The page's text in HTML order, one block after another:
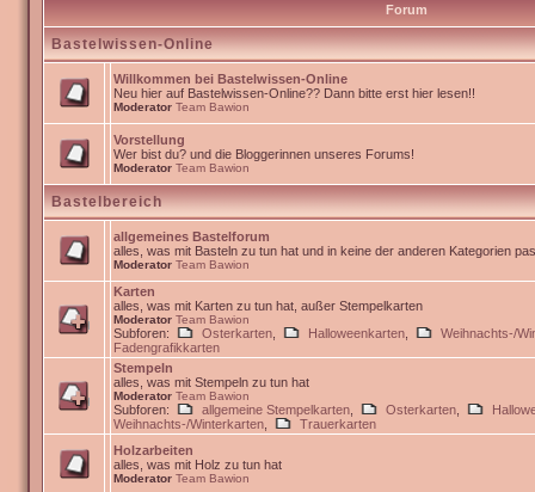
Forum
Bastelwissen-Online
Willkommen bei Bastelwissen-Online
Neu hier auf Bastelwissen-Online?? Dann bitte erst hier lesen!!
Moderator Team Bawion
Vorstellung
Wer bist du? und die Bloggerinnen unseres Forums!
Moderator Team Bawion
Bastelbereich
allgemeines Bastelforum
alles, was mit Basteln zu tun hat und in keine der anderen Kategorien
Moderator Team Bawion
Karten
alles, was mit Karten zu tun hat, außer Stempelkarten
Moderator Team Bawion
Subforen: Osterkarten Halloweenkarten
Weihnachts-/
Fadengrafikkarten
Stempeln
alles, was mit Stempeln zu tun hat
Moderator Team Bawion
Subforen: allgemeine Stempelkarten Osterkarten
Weihnachts-/Winterkarten
Trauerkarten
Holzarbeiten
alles, was mit Holz zu tun hat
Moderator Team Bawion